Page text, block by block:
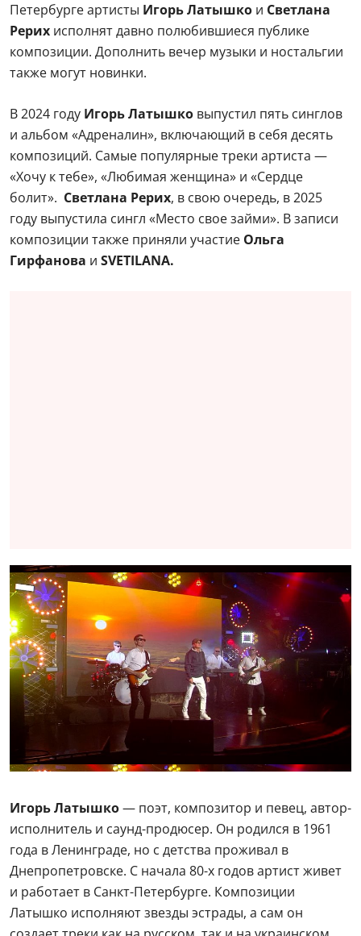
Петербурге артисты Игорь Латышко и Светлана
Рерих исполнят давно полюбившиеся публике
композиции. Дополнить вечер музыки и ностальгии
также могут новинки.
В 2024 году Игорь Латышко выпустил пять синглов
и альбом «Адреналин», включающий в себя десять
композиций. Самые популярные треки артиста —
«Хочу к тебе», «Любимая женщина» и «Сердце
болит». Светлана Рерих, в свою очередь, в 2025
году выпустила сингл «Место свое займи». В записи
композиции также приняли участие Ольга
Гирфанова и SVETILANA.
Игорь Латышко— поэт, композитор и певец, автор-
исполнитель и саунд-продюсер. Он родился в 1961
года в Ленинграде, но с детства проживал в
Днепропетровске. С начала 80-х годов артист живет
и работает в Санкт-Петербурге. Композиции
Латышко исполняют звезды эстрады, а сам он